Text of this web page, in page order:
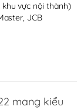
vực nội thành)
JCB
mang kiểu